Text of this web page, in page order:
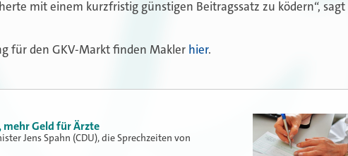
mit einem kurzfristig günstigen Beitragssatz zu ködern“, sagt
für den GKV-Markt finden Makler hier.
Geld für Ärzte
Jens Spahn (CDU), die Sprechzeiten von